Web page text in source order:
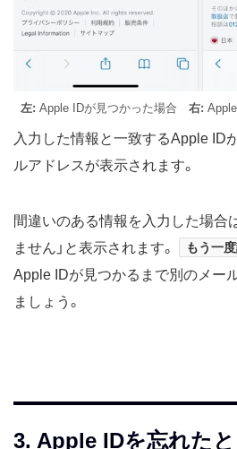
左: Apple IDが見つかった場合 右:
入力した情報と一致するApple ID
ルアドレスが表示されます。
間違いのある情報を入力した場合
ません」と表示されます。
もう一
Apple IDが見つかるまで別のメー
ましょう。
3. Apple IDを忘れたと